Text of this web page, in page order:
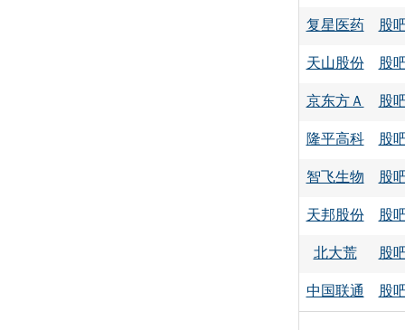
复星医药 股
天山股份 股
京东方Ａ 股
隆平高科 股
智飞生物 股
天邦股份 股
北大荒 股
中国联通 股